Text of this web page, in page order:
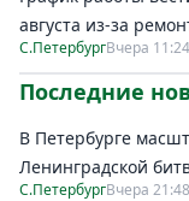
августа из-за
С.ПетербургВчера 11:24
Последние
В Петербурге
Ленинградской
С.ПетербургВчера 21:48